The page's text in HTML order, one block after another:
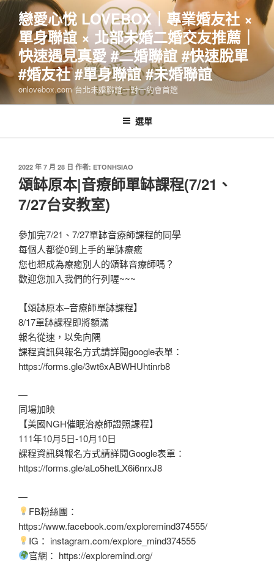
跳
主
要
內
容
戀愛心悅 LOVEBOX｜專業婚友社 ×
單身聯誼 × 北部未婚二婚交友推薦｜
快速遇見真愛 #二婚聯誼 #快速脫單
#婚友社 #單身聯誼 #未婚聯誼
onlovebox.com 台北未婚聯誼一對一約會首選
選單
發
佈
於
2022 年 7 月 28 日 作者: ETONHSIAO
頌缽原本|音療師單缽課程(7/21、
7/27台安教室)
參加完7/21、7/27單缽音療師課程的同學
每個人都從0到上手的單缽療癒
您也想成為療癒別人的頌缽音療師嗎？
歡迎您加入我們的行列喔~~~
【頌缽原本–音療師單缽課程】
8/17單缽課程即將額滿
報名從速，以免向隅
課程資訊與報名方式請詳閱google表單：
https://forms.gle/3wt6xABWHUhtinrb8
—
同場加映
【美國NGH催眠治療師證照課程】
111年10月5日-10月10日
課程資訊與報名方式請詳閱Google表單：
https://forms.gle/aLo5hetLX6i6nrxJ8
—
FB粉絲團：
https://www.facebook.com/exploremind374555/
IG： instagram.com/explore_mind374555
官網： https://exploremind.org/